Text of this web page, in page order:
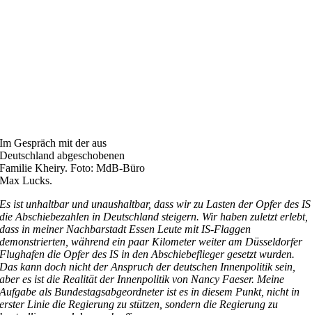
Im Gespräch mit der aus
Deutschland abgeschobenen
Familie Kheiry. Foto: MdB-Büro
Max Lucks.
Es ist unhaltbar und unaushaltbar, dass wir zu Lasten der Opfer des IS
die Abschiebezahlen in Deutschland steigern. Wir haben zuletzt erlebt,
dass in meiner Nachbarstadt Essen Leute mit IS-Flaggen
demonstrierten, während ein paar Kilometer weiter am Düsseldorfer
Flughafen die Opfer des IS in den Abschiebeflieger gesetzt wurden.
Das kann doch nicht der Anspruch der deutschen Innenpolitik sein,
aber es ist die Realität der Innenpolitik von Nancy Faeser. Meine
Aufgabe als Bundestagsabgeordneter ist es in diesem Punkt, nicht in
erster Linie die Regierung zu stützen, sondern die Regierung zu